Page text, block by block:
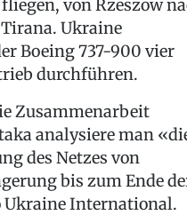
von Rzeszow
Ukraine
Boeing 737-900 vier
durchführen.
Zusammenarbeit
analysiere man
des Netzes von
bis zum Ende
Ukraine International.